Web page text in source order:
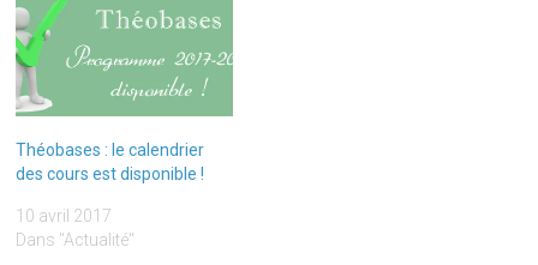
Théobases : le calendrier
des cours est disponible !
10 avril 2017
Dans "Actualité"